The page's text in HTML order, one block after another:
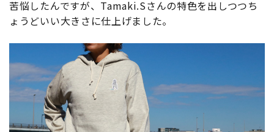
苦悩したんですが、Tamaki.Sさんの特色を出しつつち
ょうどいい大きさに仕上げました。